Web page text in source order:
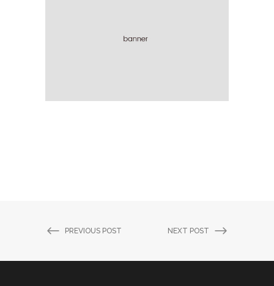
PREVIOUS POST NEXT POST